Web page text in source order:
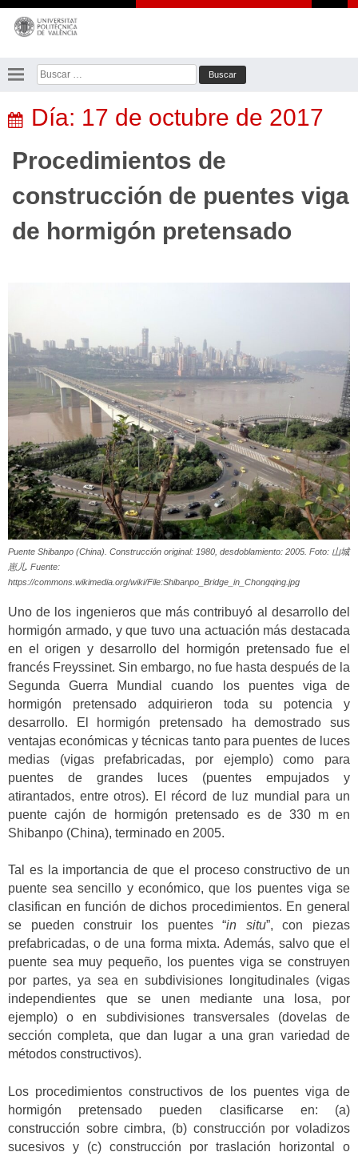
Saltar
contenido
Buscar:
Día: 17 de octubre de 2017
Procedimientos de
construcción de puentes viga
de hormigón pretensado
Puente Shibanpo (China). Construcción original: 1980, desdoblamiento: 2005. Foto: 山城
崽儿. Fuente:
https://commons.wikimedia.org/wiki/File:Shibanpo_Bridge_in_Chongqing.jpg
Uno de los ingenieros que más contribuyó al desarrollo del
hormigón armado, y que tuvo una actuación más destacada
en el origen y desarrollo del hormigón pretensado fue el
francés Freyssinet. Sin embargo, no fue hasta después de la
Segunda Guerra Mundial cuando los puentes viga de
hormigón pretensado adquirieron toda su potencia y
desarrollo. El hormigón pretensado ha demostrado sus
ventajas económicas y técnicas tanto para puentes de luces
medias (vigas prefabricadas, por ejemplo) como para
puentes de grandes luces (puentes empujados y
atirantados, entre otros). El récord de luz mundial para un
puente cajón de hormigón pretensado es de 330 m en
Shibanpo (China), terminado en 2005.
Tal es la importancia de que el proceso constructivo de un
puente sea sencillo y económico, que los puentes viga se
clasifican en función de dichos procedimientos. En general
se pueden construir los puentes “in situ”, con piezas
prefabricadas, o de una forma mixta. Además, salvo que el
puente sea muy pequeño, los puentes viga se construyen
por partes, ya sea en subdivisiones longitudinales (vigas
independientes que se unen mediante una losa, por
ejemplo) o en subdivisiones transversales (dovelas de
sección completa, que dan lugar a una gran variedad de
métodos constructivos).
Los procedimientos constructivos de los puentes viga de
hormigón pretensado pueden clasificarse en: (a)
construcción sobre cimbra, (b) construcción por voladizos
sucesivos y (c) construcción por traslación horizontal o